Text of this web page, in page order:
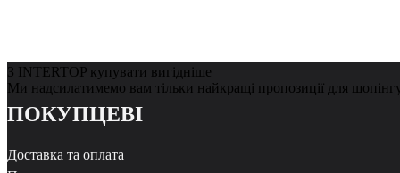
З INTERTOP купувати вигідніше
Ми надсилатимемо вам тільки найкращі пропозиції для
ПОКУПЦЕВІ
Доставка та оплата